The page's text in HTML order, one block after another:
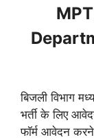
बिजली विभाग
भर्ती के लिए
फॉर्म आवेदन करने